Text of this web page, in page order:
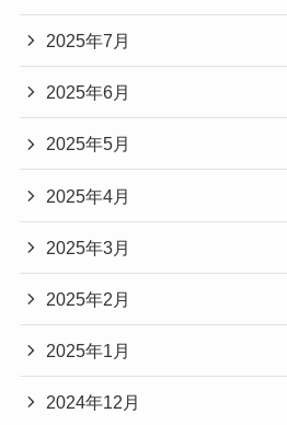
2025年7月
2025年6月
2025年5月
2025年4月
2025年3月
2025年2月
2025年1月
2024年12月